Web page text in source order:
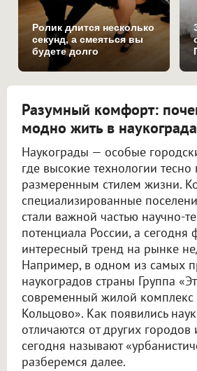
Ролик длится несколько
секунд, а смеяться вы
будете долго
Разумный комфорт:
модно жить в
Наукограды — особые
где высокие технологии тесно
размеренным стилем жизни.
специализированные
стали важной частью научно-
потенциала России, а сегодня
интересный тренд на рынке
Например, в одном из самых
наукоградов страны Группа
современный жилой комплекс
Кольцово». Как появились
отличаются от других
сегодня называют
разберемся далее.